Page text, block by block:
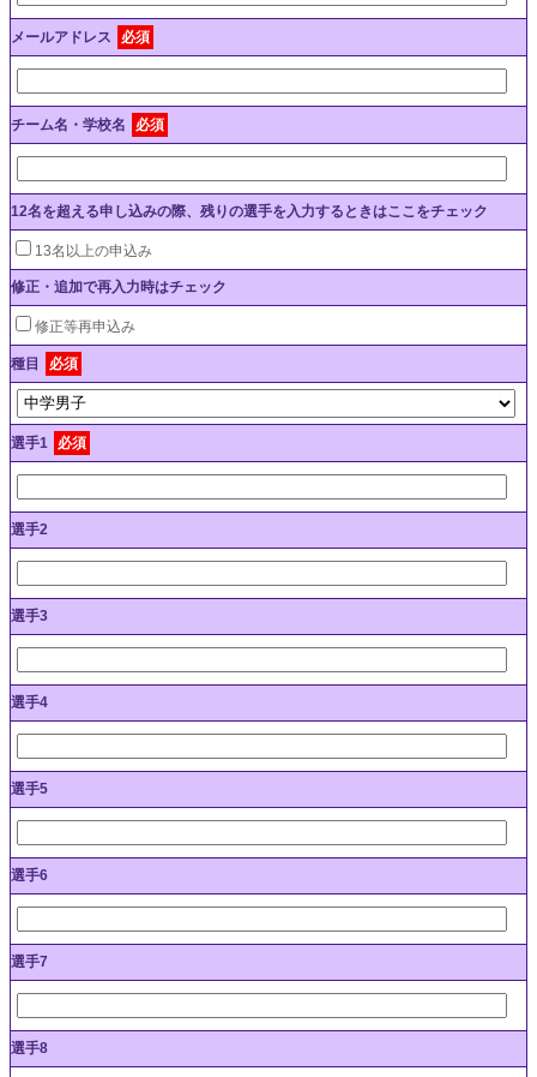
メールアドレス 必須
チーム名・学校名 必須
12名を超える申し込みの際、残りの選手を入力するときはここをチェック
13名以上の申込み
修正・追加で再入力時はチェック
修正等再申込み
種目 必須
選手1 必須
選手2
選手3
選手4
選手5
選手6
選手7
選手8